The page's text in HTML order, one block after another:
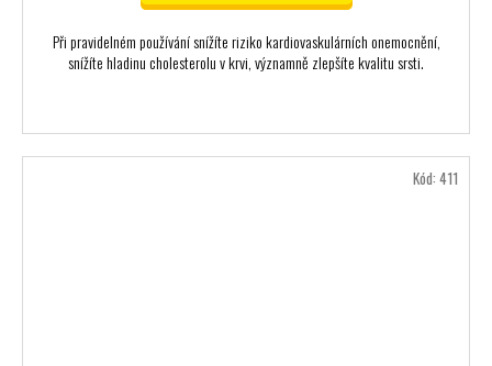
Při pravidelném používání snížíte riziko kardiovaskulárních onemocnění,
snížíte hladinu cholesterolu v krvi, významně zlepšíte kvalitu srsti.
Kód: 411